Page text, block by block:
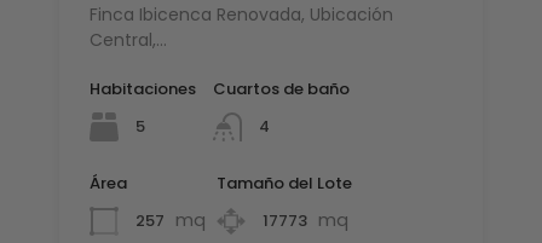
Finca Ibicenca Renovada, Ubicación
Central,…
Habitaciones
5
Cuartos de baño
4
Área
257 mq
Tamaño del Lote
17773 mq